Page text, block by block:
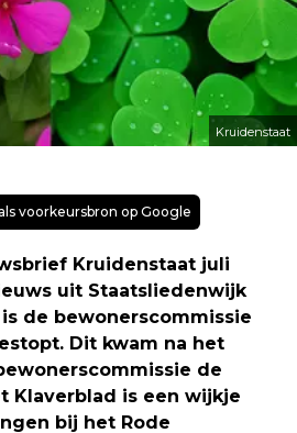
Kruidenstaat
voorkeursbron op Google
Kruidenstaat juli
uit Staatsliedenwijk
de bewonerscommissie
Dit kwam na het
de
Klaverblad is een wijkje
bij het Rode